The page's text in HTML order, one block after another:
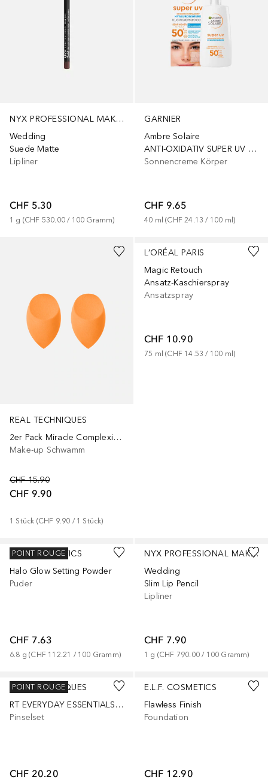
NYX PROFESSIONAL MAKEUP
Wedding
Suede Matte
Lipliner
CHF 5.30
1 g (CHF 530.00 / 100 Gramm)
GARNIER
Ambre Solaire
ANTI-OXIDATIV SUPER UV SONNENSCHUTZ-FLUID LSF 50+
Sonnencreme Körper
CHF 9.65
40 ml (CHF 24.13 / 100 ml)
REAL TECHNIQUES
2er Pack Miracle Complexion Sponge
Make-up Schwamm
CHF 15.90
CHF 9.90
1 Stück (CHF 9.90 / 1 Stück)
L’ORÉAL PARIS
Magic Retouch
Ansatz-Kaschierspray
Ansatzspray
CHF 10.90
75 ml (CHF 14.53 / 100 ml)
E.L.F. COSMETICS
Halo Glow Setting Powder
Puder
CHF 7.63
6.8 g (CHF 112.21 / 100 Gramm)
POINT ROUGE
NYX PROFESSIONAL MAKEUP
Wedding
Slim Lip Pencil
Lipliner
CHF 7.90
1 g (CHF 790.00 / 100 Gramm)
REAL TECHNIQUES
RT EVERYDAY ESSENTIALS SET
Pinselset
CHF 20.20
POINT ROUGE
E.L.F. COSMETICS
Flawless Finish
Foundation
CHF 12.90
+ 11